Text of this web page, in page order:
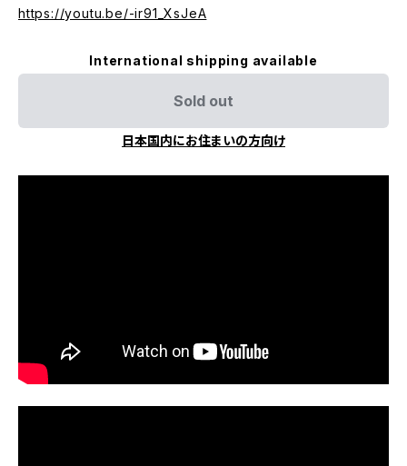
https://youtu.be/-ir91_XsJeA
International shipping available
Sold out
日本国内にお住まいの方向け